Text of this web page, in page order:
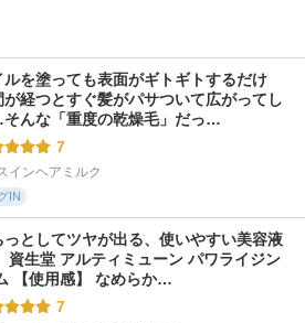
ルを塗っても表面がギトギトするだけ
が経つとすぐ髪がパサついて広がってし
んな「重度の乾燥毛」だっ…
7
インヘアミルク
IN
っとしてツヤが出る、使いやすい美容液
資生堂 アルティミューン パワライジン
【使用感】 なめらか…
7